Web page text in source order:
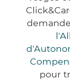
pour